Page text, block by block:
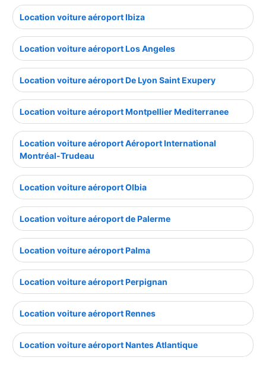
Location voiture aéroport Ibiza
Location voiture aéroport Los Angeles
Location voiture aéroport De Lyon Saint Exupery
Location voiture aéroport Montpellier Mediterranee
Location voiture aéroport Aéroport International
Montréal-Trudeau
Location voiture aéroport Olbia
Location voiture aéroport de Palerme
Location voiture aéroport Palma
Location voiture aéroport Perpignan
Location voiture aéroport Rennes
Location voiture aéroport Nantes Atlantique